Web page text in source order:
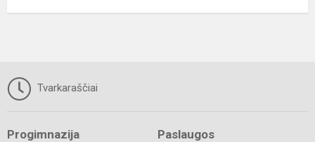
Tvarkaraščiai
Progimnazija Paslaugos